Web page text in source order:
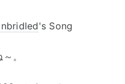
's Song
。